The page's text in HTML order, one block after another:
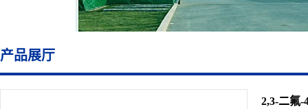
产品展厅
2,3-二氟-